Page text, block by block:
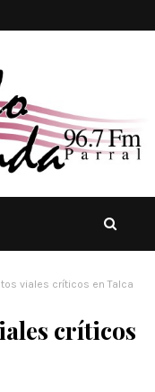
viales críticos en Talca
críticos